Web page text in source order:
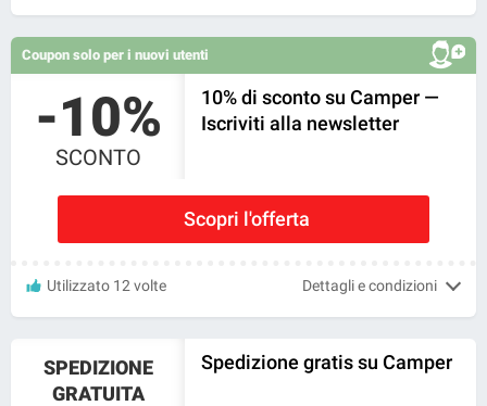
Coupon solo per i nuovi utenti
-10%
SCONTO
10% di sconto su Camper —
Iscriviti alla newsletter
Scopri l'offerta
Utilizzato 12 volte Dettagli e condizioni
SPEDIZIONE
GRATUITA
Spedizione gratis su Camper